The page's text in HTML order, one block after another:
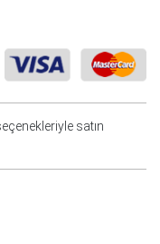
satın